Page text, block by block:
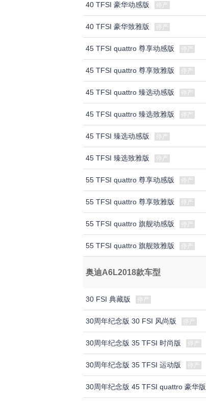
40 TFSI 豪华动感版 停产
40 TFSI 豪华致雅版 停产
45 TFSI quattro 尊享动感版 停产
45 TFSI quattro 尊享致雅版 停产
45 TFSI quattro 臻选动感版 停产
45 TFSI quattro 臻选致雅版 停产
45 TFSI 臻选动感版 停产
45 TFSI 臻选致雅版 停产
55 TFSI quattro 尊享动感版 停产
55 TFSI quattro 尊享致雅版 停产
55 TFSI quattro 旗舰动感版 停产
55 TFSI quattro 旗舰致雅版 停产
奥迪A6L2018款车型
30 FSI 典藏版 停产
30周年纪念版 30 FSI 风尚版 停产
30周年纪念版 35 TFSI 时尚版 停产
30周年纪念版 35 TFSI 运动版 停产
30周年纪念版 45 TFSI quattro 豪华版